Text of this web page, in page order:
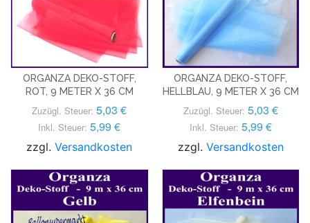
ORGANZA DEKO-STOFF,
ROT, 9 METER X 36 CM
Zuzügl. Steuer: 5,03 €
Inkl. Steuer: 5,99 €
zzgl.Versandkosten
ORGANZA DEKO-STOFF,
HELLBLAU, 9 METER X 36 CM
Zuzügl. Steuer: 5,03 €
Inkl. Steuer: 5,99 €
zzgl. Versandkosten